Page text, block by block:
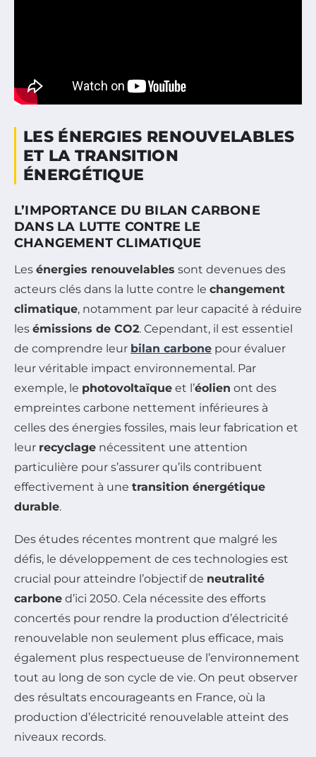
LES ÉNERGIES RENOUVELABLES
ET LA TRANSITION
ÉNERGÉTIQUE
L’IMPORTANCE DU BILAN CARBONE
DANS LA LUTTE CONTRE LE
CHANGEMENT CLIMATIQUE
Les énergies renouvelables sont devenues des
acteurs clés dans la lutte contre le changement
climatique, notamment par leur capacité à réduire
les émissions de CO2. Cependant, il est essentiel
de comprendre leur bilan carbone pour évaluer
leur véritable impact environnemental. Par
exemple, le photovoltaïque et l’éolien ont des
empreintes carbone nettement inférieures à
celles des énergies fossiles, mais leur fabrication et
leur recyclage nécessitent une attention
particulière pour s’assurer qu’ils contribuent
effectivement à une transition énergétique
durable.
Des études récentes montrent que malgré les
défis, le développement de ces technologies est
crucial pour atteindre l’objectif de neutralité
carbone d’ici 2050. Cela nécessite des efforts
concertés pour rendre la production d’électricité
renouvelable non seulement plus efficace, mais
également plus respectueuse de l’environnement
tout au long de son cycle de vie. On peut observer
des résultats encourageants en France, où la
production d’électricité renouvelable atteint des
niveaux records.